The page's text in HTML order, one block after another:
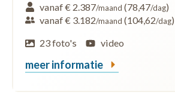
vanaf € 2.387/maand (78,47/dag)
vanaf € 3.182/maand (104,62/dag)
23 foto's
video
meer informatie